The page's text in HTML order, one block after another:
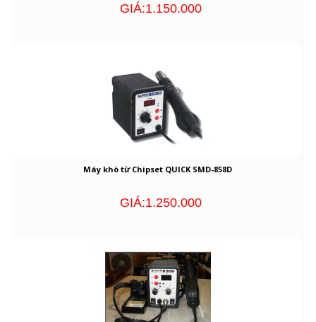
GIÁ:1.150.000
Máy khò từ Chipset QUICK SMD-858D
GIÁ:1.250.000